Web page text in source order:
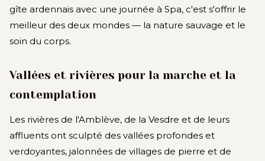
gîte ardennais avec une journée à Spa, c'est s'offrir le
meilleur des deux mondes — la nature sauvage et le
soin du corps.
Vallées et rivières pour la marche et la
contemplation
Les rivières de l'Amblève, de la Vesdre et de leurs
affluents ont sculpté des vallées profondes et
verdoyantes, jalonnées de villages de pierre et de